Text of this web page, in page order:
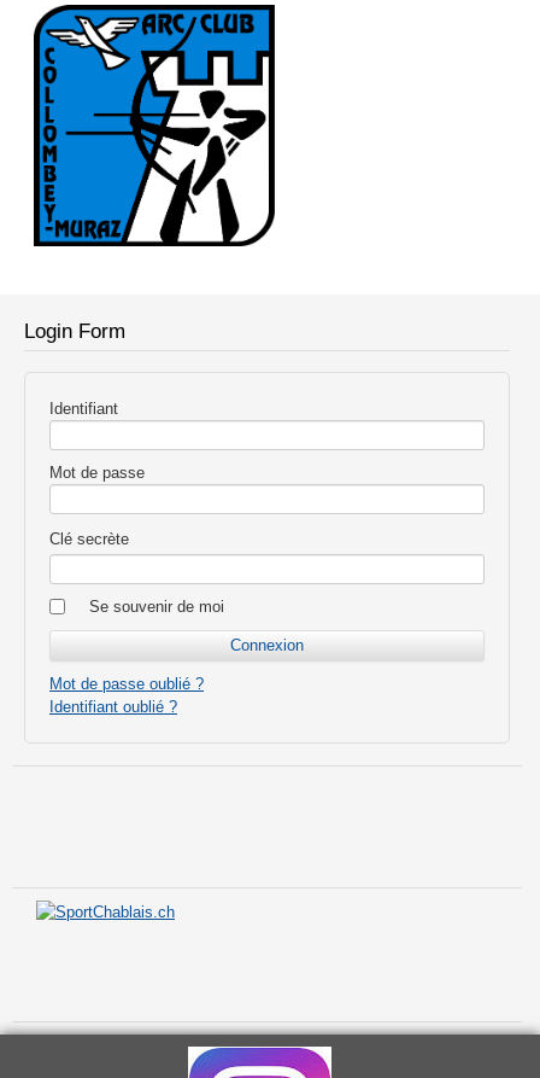
Login Form
Identifiant
Mot de passe
Clé secrète
Se souvenir de moi
Mot de passe oublié ?
Identifiant oublié ?